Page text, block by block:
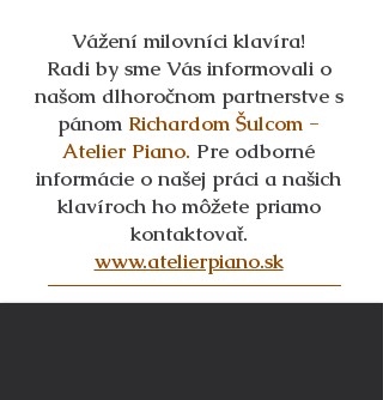
Vážení milovníci klavíra!
Radi by sme Vás informovali o
našom dlhoročnom partnerstve s
pánom Richardom Šulcom -
Atelier Piano. Pre odborné
informácie o našej práci a našich
klavíroch ho môžete priamo
kontaktovať.
www.atelierpiano.sk